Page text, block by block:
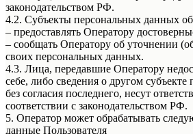
законодательством РФ.
4.2. Субъекты персональных данных
– предоставлять Оператору
– сообщать Оператору об уточнении
своих персональных данных.
4.3. Лица, передавшие Оператору
себе, либо сведения о другом
без согласия последнего, несут
соответствии с законодательством РФ.
5. Оператор может обрабатывать
данные Пользователя